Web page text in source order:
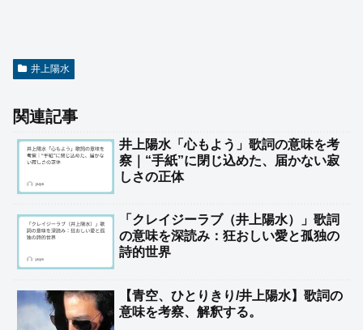
井上陽水
関連記事
井上陽水「心もよう」歌詞の意味を考
察｜“手紙”に閉じ込めた、届かない寂
しさの正体
「クレイジーラブ（井上陽水）」歌詞
の意味を深読み：狂おしい愛と孤独の
詩的世界
【青空、ひとりきり/井上陽水】歌詞の
意味を考察、解釈する。